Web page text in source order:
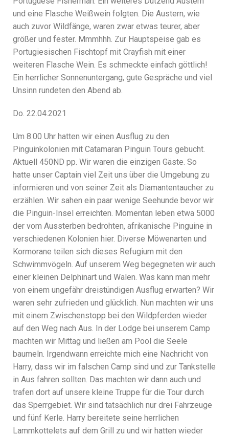
und eine Flasche Weißwein folgten. Die Austern, wie
auch zuvor Wildfänge, waren zwar etwas teurer, aber
größer und fester. Mmmhhh. Zur Hauptspeise gab es
Portugiesischen Fischtopf mit Crayfish mit einer
weiteren Flasche Wein. Es schmeckte einfach göttlich!
Ein herrlicher Sonnenuntergang, gute Gespräche und viel
Unsinn rundeten den Abend ab.
Do. 22.04.2021
Um 8.00 Uhr hatten wir einen Ausflug zu den
Pinguinkolonien mit Catamaran Pinguin Tours gebucht.
Aktuell 450ND pp. Wir waren die einzigen Gäste. So
hatte unser Captain viel Zeit uns über die Umgebung zu
informieren und von seiner Zeit als Diamantentaucher zu
erzählen. Wir sahen ein paar wenige Seehunde bevor wir
die Pinguin-Insel erreichten. Momentan leben etwa 5000
der vom Aussterben bedrohten, afrikanische Pinguine in
verschiedenen Kolonien hier. Diverse Möwenarten und
Kormorane teilen sich dieses Refugium mit den
Schwimmvögeln. Auf unserem Weg begegneten wir auch
einer kleinen Delphinart und Walen. Was kann man mehr
von einem ungefähr dreistündigen Ausflug erwarten? Wir
waren sehr zufrieden und glücklich. Nun machten wir uns
mit einem Zwischenstopp bei den Wildpferden wieder
auf den Weg nach Aus. In der Lodge bei unserem Camp
machten wir Mittag und ließen am Pool die Seele
baumeln. Irgendwann erreichte mich eine Nachricht von
Harry, dass wir im falschen Camp sind und zur Tankstelle
in Aus fahren sollten. Das machten wir dann auch und
trafen dort auf unsere kleine Truppe für die Tour durch
das Sperrgebiet. Wir sind tatsächlich nur drei Fahrzeuge
und fünf Kerle. Harry bereitete seine herrlichen
Lammkottelets auf dem Grill zu und wir hatten wieder